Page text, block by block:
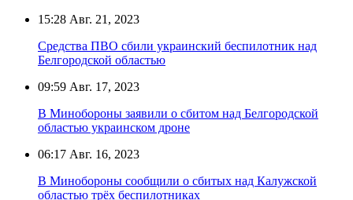
15:28 Авг. 21, 2023
Средства ПВО сбили украинский беспилотник над
Белгородской областью
09:59 Авг. 17, 2023
В Минобороны заявили о сбитом над Белгородской
областью украинском дроне
06:17 Авг. 16, 2023
В Минобороны сообщили о сбитых над Калужской
областью трёх беспилотниках